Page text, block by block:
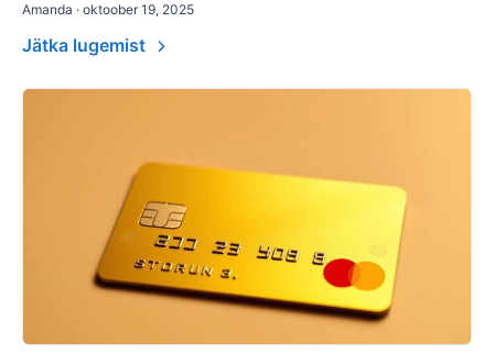
Amanda · oktoober 19, 2025
Jätka lugemist